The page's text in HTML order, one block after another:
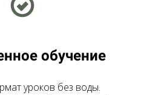
обучение
уроков без воды.